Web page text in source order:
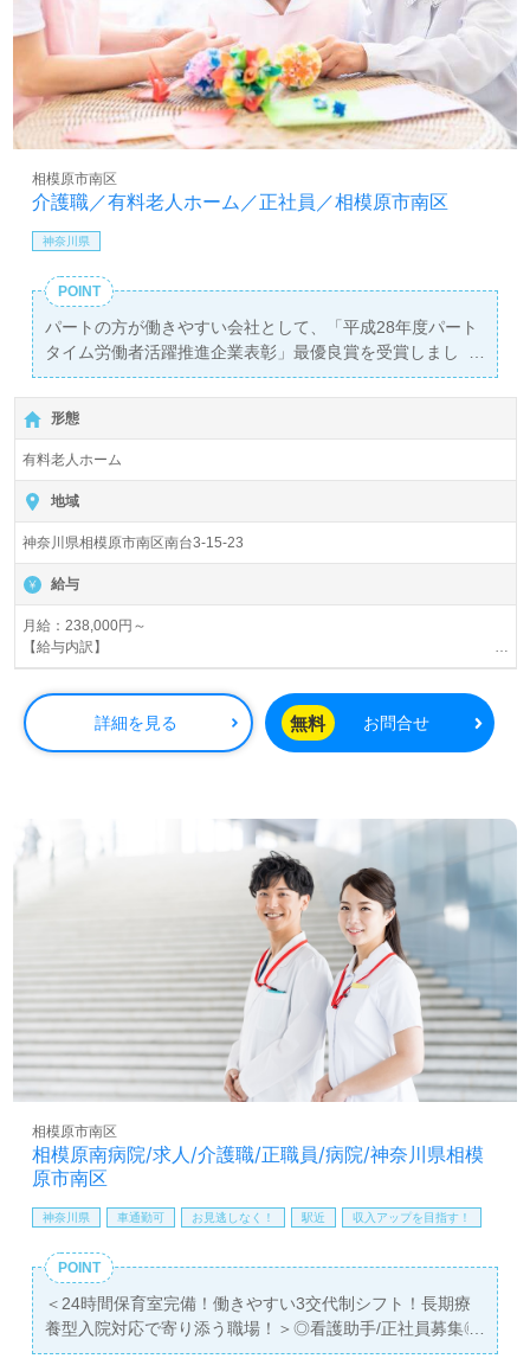
転職をお考えの方には、医療・福祉業界に特化した求人情
報を提供する『ウィルオブ介護』がサポートします。お問
い合わせはLINE、メール、電話などで受け付けており、転
職相談や年収交渉も無料で行うことができます。非公開求
人もあるため、興味のある方はぜひご連絡ください。あな
たの新しい一歩を、私たちと共に踏み出しましょう。
介護職／有料老人ホーム／正社員／相模原市南区
相模原市南区
神奈川県
POINT
パートの方が働きやすい会社として、「平成28年度パート
タイム労働者活躍推進企業表彰」最優良賞を受賞しまし
た！
◆ 経営理念「人を大事にし、人を育てる」のもと、定年制
度を撤廃。
社員一人ひとりの可能性をどこまでも信じる会社です。
形態
有料老人ホーム
地域
神奈川県相模原市南区南台3-15-23
給与
月給：238,000円～
【給与内訳】
基本給：173,000円
地域手当：20,000円（首都圏）
資格手当：18,100円
東日本施設手当：3,000円
夜勤手当（5回分）：30,000円（6,000円/1回）
詳細を見る 無料 お問合せ
相模原南病院/求人/介護職/正職員/病院/神奈川県相模
原市南区
相模原市南区
神奈川県 車通勤可 お見逃しなく！ 駅近 収入アップを目指す！
POINT
＜24時間保育室完備！働きやすい3交代制シフト！長期療
養型入院対応で寄り添う職場！＞◎看護助手/正社員募集◎
【月給170,000円～210,000円/賞与2回】＊初任者研修以上